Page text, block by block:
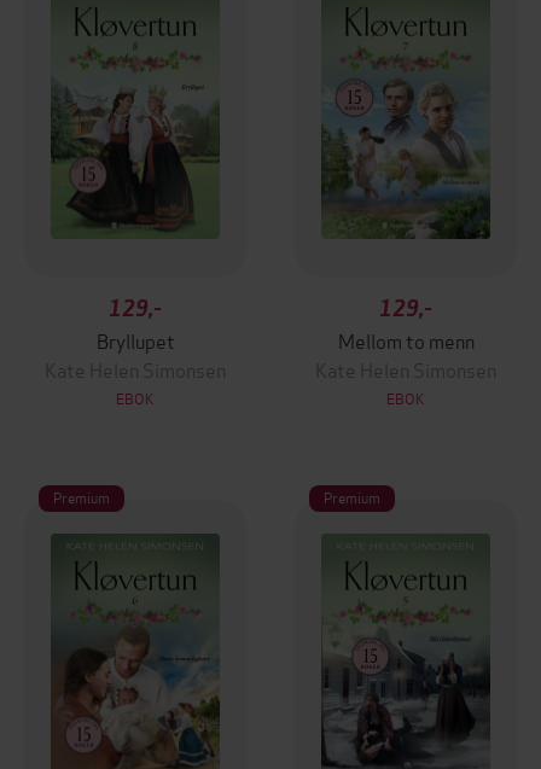
129,-
Bryllupet
Kate Helen Simonsen
EBOK
129,-
Mellom to menn
Kate Helen Simonsen
EBOK
Premium Premium